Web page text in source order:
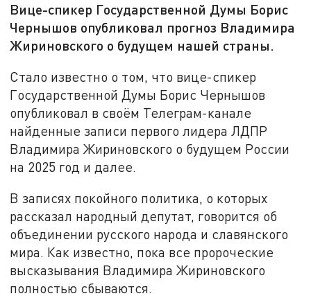
Вице-спикер Государственной Думы Борис
Чернышов опубликовал прогноз Владимира
Жириновского о будущем нашей страны.
Стало известно о том, что вице-спикер
Государственной Думы Борис Чернышов
опубликовал в своём Телеграм-канале
найденные записи первого лидера ЛДПР
Владимира Жириновского о будущем России
на 2025 год и далее.
В записях покойного политика, о которых
рассказал народный депутат, говорится об
объединении русского народа и славянского
мира. Как известно, пока все пророческие
высказывания Владимира Жириновского
полностью сбываются.